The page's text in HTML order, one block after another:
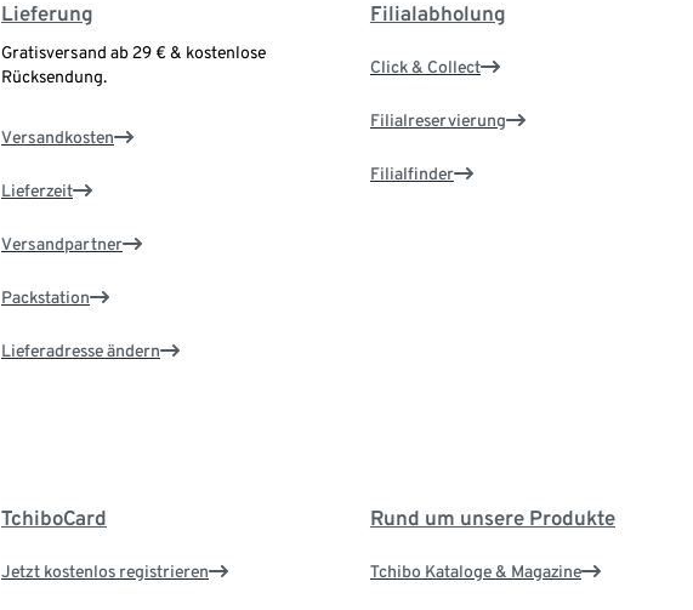
Lieferung
Gratisversand ab 29 € & kostenlose
Rücksendung.
Versandkosten
Lieferzeit
Versandpartner
Packstation
Lieferadresse ändern
Filialabholung
Click & Collect
Filialreservierung
Filialfinder
TchiboCard
Jetzt kostenlos registrieren
Rund um unsere Produkte
Tchibo Kataloge & Magazine